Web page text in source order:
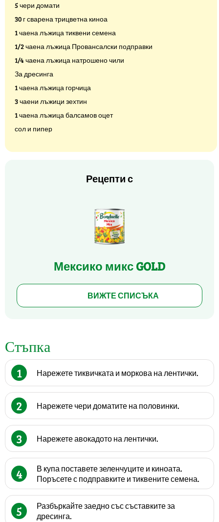
5 чери домати
30 г сварена трицветна киноа
1 чаена лъжица тиквени семена
1/2 чаена лъжица Провансалски подправки
1/4 чаена лъжица натрошено чили
За дресинга
1 чаена лъжица горчица
3 чаени лъжици зехтин
1 чаена лъжица балсамов оцет
сол и пипер
Рецепти с
Мексико микс GOLD
ВИЖТЕ СПИСЪКА
Стъпка
1
Нарежете тиквичката и моркова на лентички.
2 Нарежете чери доматите на половинки.
3 Нарежете авокадото на лентички.
4
В купа поставете зеленчуците и киноата.
Поръсете с подправките и тиквените семена.
5
Разбъркайте заедно със съставките за
дресинга.